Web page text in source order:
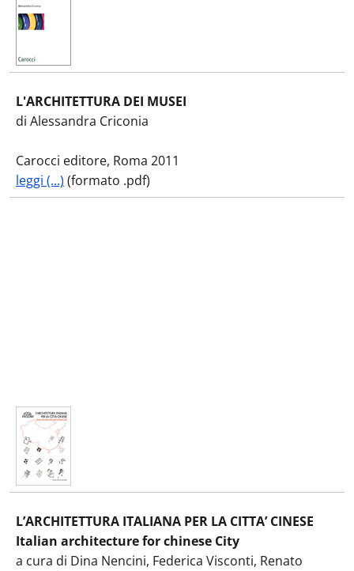
L'ARCHITETTURA DEI MUSEI
di Alessandra Criconia
Carocci editore, Roma 2011
leggi (...) (formato .pdf)
L’ARCHITETTURA ITALIANA PER LA CITTA’ CINESE
Italian architecture for chinese City
a cura di Dina Nencini, Federica Visconti, Renato